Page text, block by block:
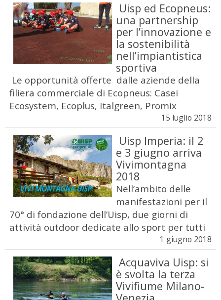
Uisp ed Ecopneus:
una partnership
per l’innovazione e
la sostenibilità
nell’impiantistica
sportiva
Le opportunità offerte dalle aziende della
filiera commerciale di Ecopneus: Casei
Ecosystem, Ecoplus, Italgreen, Promix
15 luglio 2018
Uisp Imperia: il 2
e 3 giugno arriva
Vivimontagna
2018
Nell’ambito delle
manifestazioni per il
70° di fondazione dell’Uisp, due giorni di
attività outdoor dedicate allo sport per tutti
1 giugno 2018
Acquaviva Uisp: si
è svolta la terza
Vivifiume Milano-